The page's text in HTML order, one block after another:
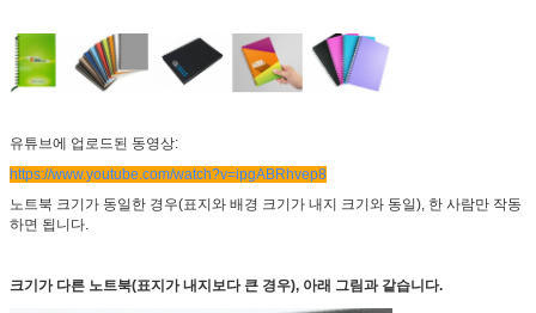
유튜브에 업로드된 동영상:
https://www.youtube.com/watch?v=ipgABRhvep8
노트북 크기가 동일한 경우(표지와 배경 크기가 내지 크기와 동일), 한 사람만 작동
하면 됩니다.
크기가 다른 노트북(표지가 내지보다 큰 경우), 아래 그림과 같습니다.